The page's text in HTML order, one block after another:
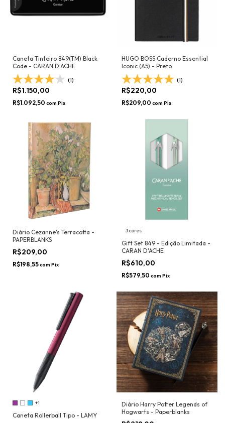
Caneta Tinteiro 849(TM) Black
Code - CARAN D'ACHE
(1)
R$1.150,00
R$1.092,50 com Pix
HUGO BOSS Caderno Essential
Iconic (A5) - Preto
(1)
R$220,00
R$209,00 com Pix
Diário Cezanne's Terracotta -
PAPERBLANKS
R$209,00
R$198,55com Pix
3 cores
Gift Set 849 - Edição Limitada -
CARAN D'ACHE
R$610,00
R$579,50 com Pix
+1
Caneta Rollerball Tipo - LAMY
Diário Harry Potter Legends of
Hogwarts - Paperblanks